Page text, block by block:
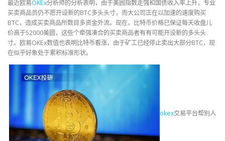
最近欧易OKEx分析师的分析表明，由于美圆指数走强和国债收入率上升，专业
买卖商品员仍不愿开设新的BTC多头头寸，而大公司正在以加速的速度购买
BTC，造成买卖商品所数目多资金外流。现在，比特币价格已保证每天收盘儿
价高于52000美圆，这些个牵强凑合的买卖商品者有有可能开设新的多头头
寸。欧易OKEx数值也表明比特币看涨，由于矿工已经停止卖出大部分BTC，现
在似乎好象处于累积标准形状。
okex交易平台帮别人